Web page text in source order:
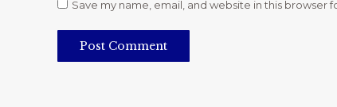
Save my name, email, and website in this browser
Post Comment